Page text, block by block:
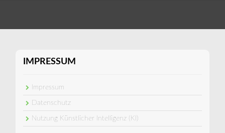
IMPRESSUM
Impressum
Datenschutz
Nutzung Künstlicher Intelligenz (KI)